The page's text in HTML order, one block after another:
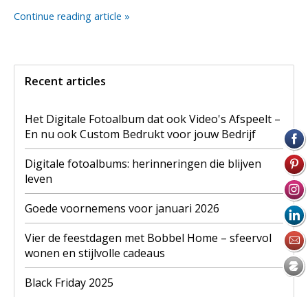
Continue reading article »
Recent articles
Het Digitale Fotoalbum dat ook Video's Afspeelt –
En nu ook Custom Bedrukt voor jouw Bedrijf
Digitale fotoalbums: herinneringen die blijven
leven
Goede voornemens voor januari 2026
Vier de feestdagen met Bobbel Home – sfeervol
wonen en stijlvolle cadeaus
Black Friday 2025